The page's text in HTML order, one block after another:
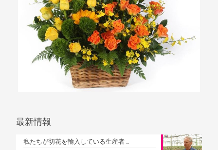
最新情報
私たちが切花を輸入している生産者 …